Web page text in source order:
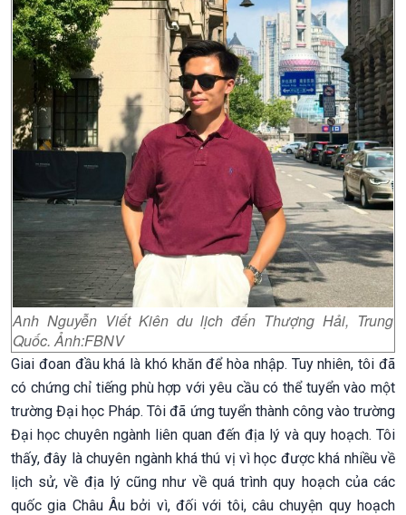
Anh Nguyễn Viết Kiên du lịch đến Thượng Hải, Trung
Quốc. Ảnh:FBNV
Giai đoan đầu khá là khó khăn để hòa nhập. Tuy nhiên, tôi đã
có chứng chỉ tiếng phù hợp với yêu cầu có thể tuyển vào một
trường Đại học Pháp. Tôi đã ứng tuyển thành công vào trường
Đại học chuyên ngành liên quan đến địa lý và quy hoạch. Tôi
thấy, đây là chuyên ngành khá thú vị vì học được khá nhiều về
lịch sử, về địa lý cũng như về quá trình quy hoạch của các
quốc gia Châu Âu bởi vì, đối với tôi, câu chuyện quy hoạch